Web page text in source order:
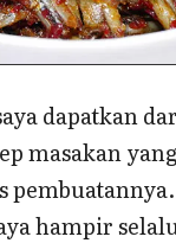
dapatkan
masakan
hampir